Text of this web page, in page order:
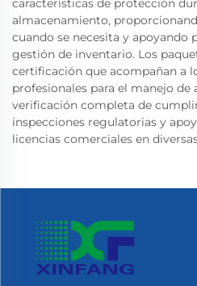
características de protección
almacenamiento,
cuando se necesita y apoyando
gestión de inventario. Los
certificación que acompañan a
profesionales para el manejo
verificación completa de
inspecciones regulatorias y
licencias comerciales en